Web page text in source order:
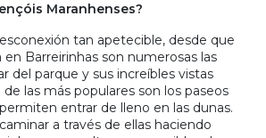
Maranhenses?
tan apetecible, desde que
en Barreirinhas son numerosas las
del parque y sus increíbles vistas
las más populares son los paseos
entrar de lleno en las dunas.
a través de ellas haciendo